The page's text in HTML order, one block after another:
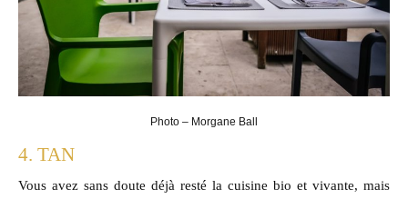
Photo – Morgane Ball
4. TAN
Vous avez sans doute déjà resté la cuisine bio et vivante, mais